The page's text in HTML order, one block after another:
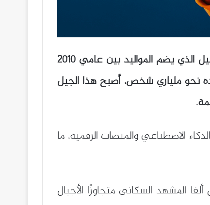
يشهد العالم تحوّلًا ديموغرافيًا وتكنولوجيًا غير مسبوق مع صعود ما يُعرف بـ«الجيل ألفا»، وهو الجيل الذي يضم المواليد بين عامي 2010
نحو ملياري شخص، أصبح هذا الجيل
الاصطناعي والمنصات الرقمية، ما
المشهد السكاني متجاوزًا الأجيال